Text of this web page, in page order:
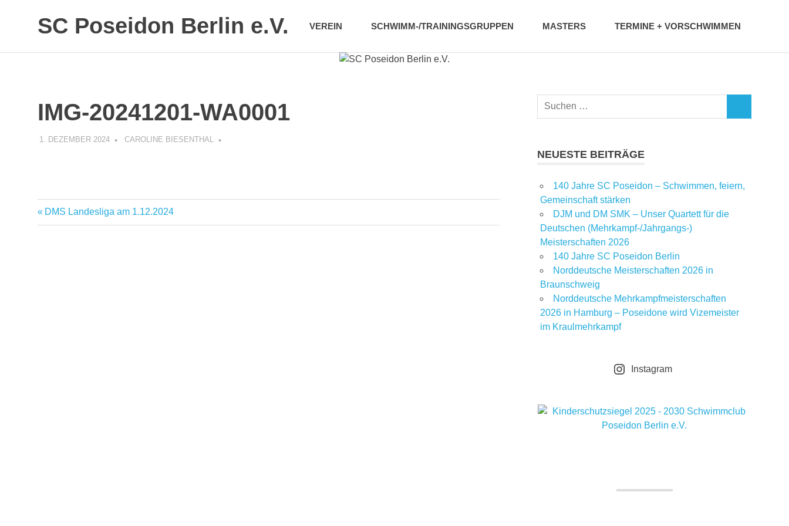
SC Poseidon Berlin e.V. VEREIN SCHWIMM-/TRAININGSGRUPPEN MASTERS TERMINE + VORSCHWIMMEN
IMG-20241201-WA0001
1. DEZEMBER 2024 CAROLINE BIESENTHAL
DMS Landesliga am 1.12.2024
NEUESTE BEITRÄGE
140 Jahre SC Poseidon – Schwimmen, feiern,
Gemeinschaft stärken
DJM und DM SMK – Unser Quartett für die
Deutschen (Mehrkampf-/Jahrgangs-)
Meisterschaften 2026
140 Jahre SC Poseidon Berlin
Norddeutsche Meisterschaften 2026 in
Braunschweig
Norddeutsche Mehrkampfmeisterschaften
2026 in Hamburg – Poseidone wird Vizemeister
im Kraulmehrkampf
Instagram